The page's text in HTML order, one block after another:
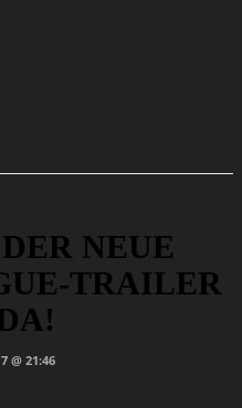
NEUE
TRAILER
@ 21:46